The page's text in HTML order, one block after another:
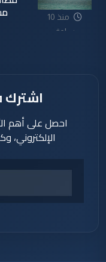
منذ 10
ساعة
اشترك
احصل على أهم
الإلكتروني،